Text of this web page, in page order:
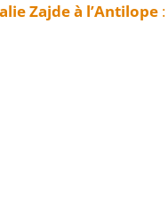
Zajde à l’Antilope: